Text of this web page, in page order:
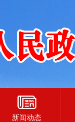
新闻动态